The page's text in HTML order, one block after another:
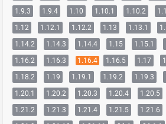
1.9.3
1.9.4 1.10 1.10.1 1.10.2
1.12
1.12.1 1.12.2 1.13 1.13.1
1.14.2
1.14.3 1.14.4 1.15 1.15.1
1.16.2
1.16.3 1.16.4 1.16.5 1.17
1.18.2
1.19 1.19.1 1.19.2 1.19.3
1.20.1
1.20.2 1.20.3 1.20.4 1.20.5
1.21.2
1.21.3 1.21.4 1.21.5 1.21.6